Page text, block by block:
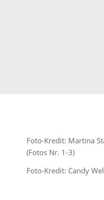
Foto-Kredit: Martina
(Fotos Nr. 1-3)
Foto-Kredit: Candy